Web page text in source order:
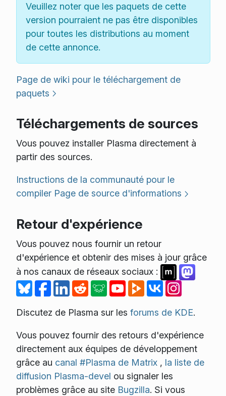
Veuillez noter que les paquets de cette
version pourraient ne pas être disponibles
pour toutes les distributions au moment
de cette annonce.
Page de wiki pour le téléchargement de
paquets
Téléchargements de sources
Vous pouvez installer Plasma directement à
partir des sources.
Instructions de la communauté pour le
compiler Page de source d'informations
Retour d'expérience
Vous pouvez nous fournir un retour
d'expérience et obtenir des mises à jour grâce
à nos canaux de réseaux sociaux :
Discutez de Plasma sur les forums de KDE.
Vous pouvez fournir des retours d'expérience
directement aux équipes de développement
grâce au canal #Plasma de Matrix , la liste de
diffusion Plasma-devel ou signaler les
problèmes grâce au site Bugzilla. Si vous